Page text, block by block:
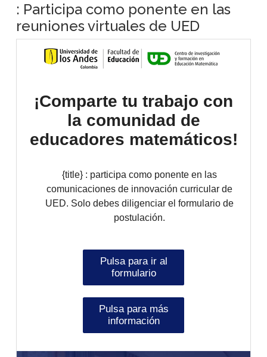
: Participa como ponente en las
reuniones virtuales de UED